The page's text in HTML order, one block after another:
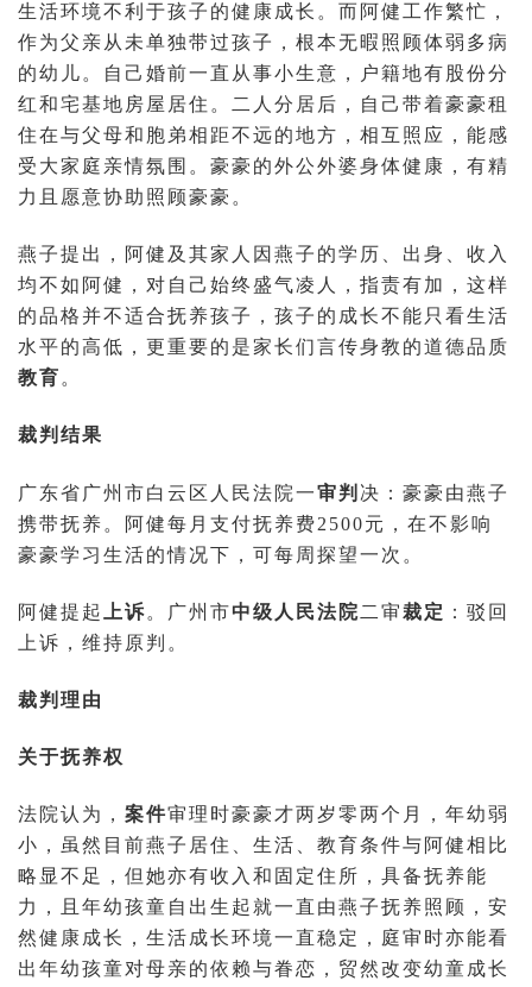
生活环境不利于孩子的健康成长。而阿健工作繁忙，
作为父亲从未单独带过孩子，根本无暇照顾体弱多病
的幼儿。自己婚前一直从事小生意，户籍地有股份分
红和宅基地房屋居住。二人分居后，自己带着豪豪租
住在与父母和胞弟相距不远的地方，相互照应，能感
受大家庭亲情氛围。豪豪的外公外婆身体健康，有精
力且愿意协助照顾豪豪。
燕子提出，阿健及其家人因燕子的学历、出身、收入
均不如阿健，对自己始终盛气凌人，指责有加，这样
的品格并不适合抚养孩子，孩子的成长不能只看生活
水平的高低，更重要的是家长们言传身教的道德品质
教育。
裁判结果
广东省广州市白云区人民法院一审判 决：豪豪由燕子
携带抚养。阿健每月支付抚养费2500元，在不影响
豪豪学习生活的情况下，可每周探望一次。
阿健提起 上诉。广州市中级人民法院二审裁定 ：驳回
上诉，维持原判。
裁判理由
关于抚养权
法院认为，案件审理时豪豪才两岁零两个月，年幼弱
小，虽然目前燕子居住、生活、教育条件与阿健相比
略显不足，但她亦有收入和固定住所，具备抚养能
力，且年幼孩童自出生起就一直由燕子抚养照顾，安
然健康成长，生活成长环境一直稳定，庭审时亦能看
出年幼孩童对母亲的依赖与眷恋，贸然改变幼童成长